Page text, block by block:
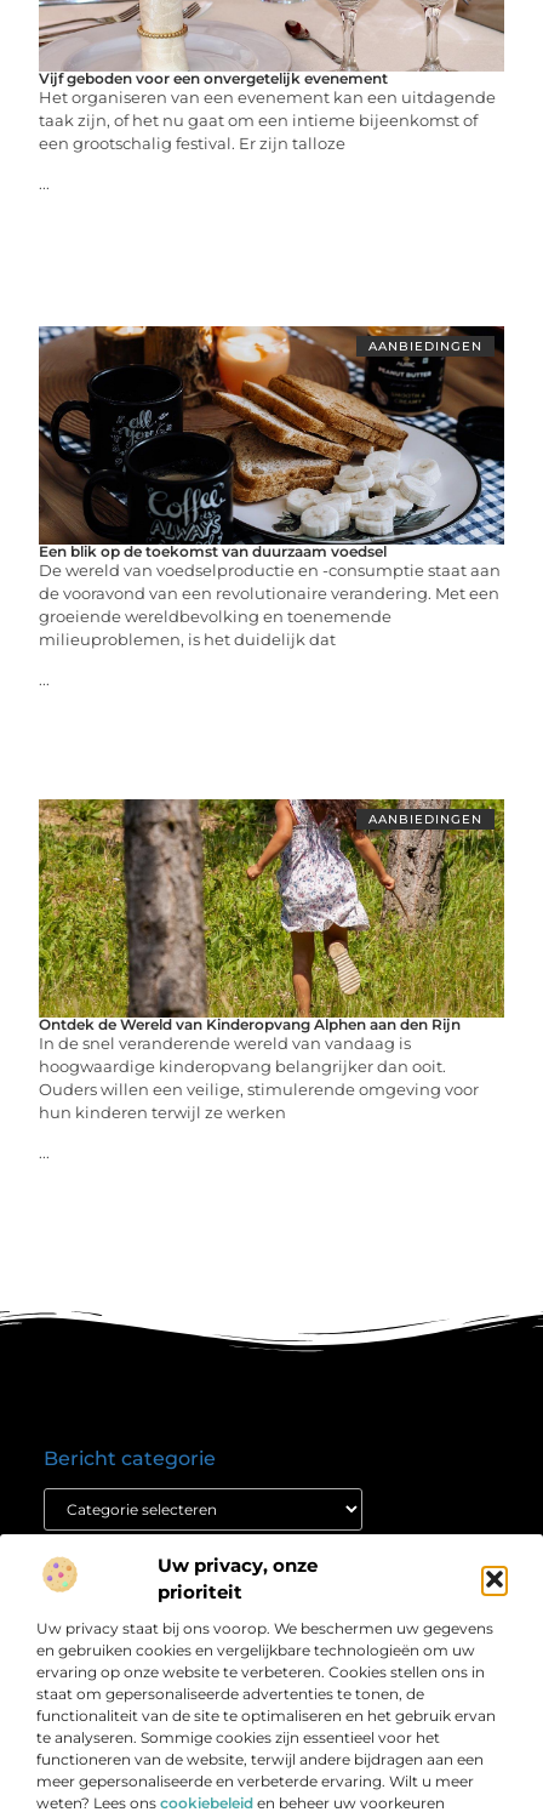
Uw privacy, onze
prioriteit
Uw privacy staat bij ons voorop. We beschermen uw gegevens
en gebruiken cookies en vergelijkbare technologieën om uw
ervaring op onze website te verbeteren. Cookies stellen ons in
staat om gepersonaliseerde advertenties te tonen, de
functionaliteit van de site te optimaliseren en het gebruik ervan
te analyseren. Sommige cookies zijn essentieel voor het
functioneren van de website, terwijl andere bijdragen aan een
meer gepersonaliseerde en verbeterde ervaring. Wilt u meer
weten? Lees ons cookiebeleid en beheer uw voorkeuren
Vijf geboden voor een onvergetelijk evenement
Het organiseren van een evenement kan een uitdagende
taak zijn, of het nu gaat om een intieme bijeenkomst of
een grootschalig festival. Er zijn talloze
...
AANBIEDINGEN
Een blik op de toekomst van duurzaam voedsel
De wereld van voedselproductie en -consumptie staat aan
de vooravond van een revolutionaire verandering. Met een
groeiende wereldbevolking en toenemende
milieuproblemen, is het duidelijk dat
...
AANBIEDINGEN
Ontdek de Wereld van Kinderopvang Alphen aan den Rijn
In de snel veranderende wereld van vandaag is
hoogwaardige kinderopvang belangrijker dan ooit.
Ouders willen een veilige, stimulerende omgeving voor
hun kinderen terwijl ze werken
...
Over
Bedrijf
” Informatie die inspireert en richting geeft “
Laat je meenemen door scherpe artikelen, duidelijke
inzichten en praktische verhalen die je verder helpen.
Welkom bij Weblijn.nl – jouw betrouwbare bron voor
relevante en waardevolle content.
Onze informatie
Bericht categorie